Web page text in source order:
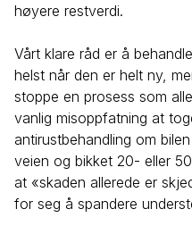
høyere restverdi.
Vårt klare råd er å
helst når den er helt ny,
stoppe en prosess som
vanlig misoppfatning at
antirustbehandling om
veien og bikket 20- eller
at «skaden allerede er
for seg å spandere